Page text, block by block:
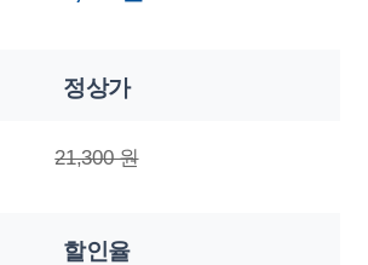
정상가
21,300 원
할인율